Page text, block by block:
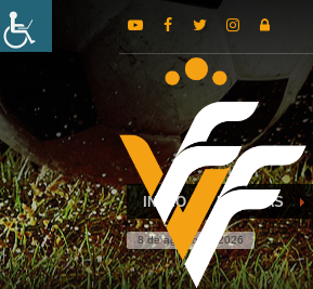
INICIO NOTICIAS
8 de agosto de 2026